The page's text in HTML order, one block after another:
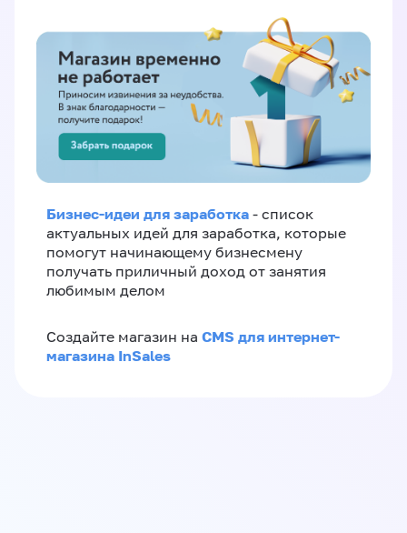
Бизнес-идеи для заработка - список
актуальных идей для заработка, которые
помогут начинающему бизнесмену
получать приличный доход от занятия
любимым делом
Создайте магазин на CMS для интернет-
магазина InSales